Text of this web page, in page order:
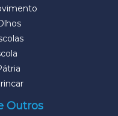
Outros